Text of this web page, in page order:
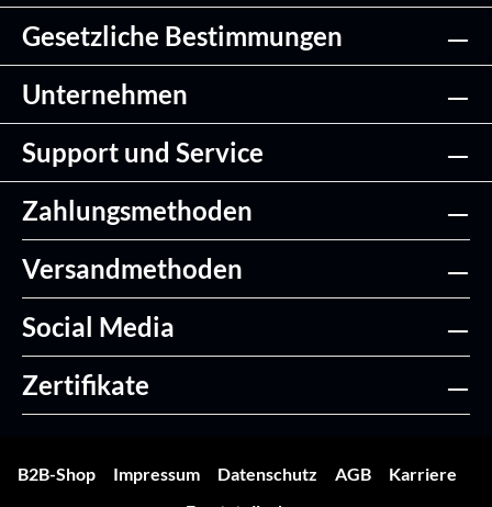
Gesetzliche Bestimmungen
Unternehmen
Support und Service
Zahlungsmethoden
Versandmethoden
Social Media
Zertifikate
B2B-Shop Impressum Datenschutz AGB
Karriere